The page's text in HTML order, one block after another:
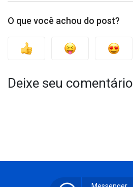
O que você achou do post?
Deixe seu comentário